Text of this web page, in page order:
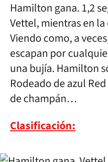
Hamilton gana. 1,2
Vettel, mientras en
Viendo como, a
escapan por
una bujía. Hamilton
Rodeado de azul
de champán…
Clasificación: